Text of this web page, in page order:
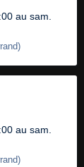
au sam.
)
au sam.
)